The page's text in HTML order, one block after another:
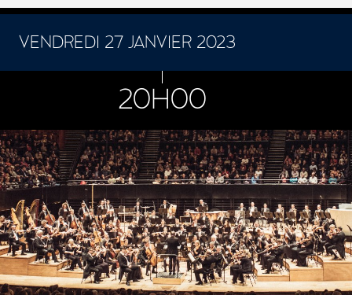
VENDREDI 27 JANVIER 2023
20H00